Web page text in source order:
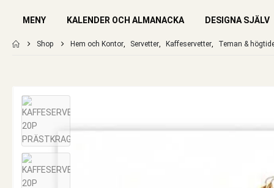
MENY KALENDER OCH ALMANACKA DESIGNA SJÄLV
Shop Hem och Kontor, Servetter, Kaffeservetter, Teman &